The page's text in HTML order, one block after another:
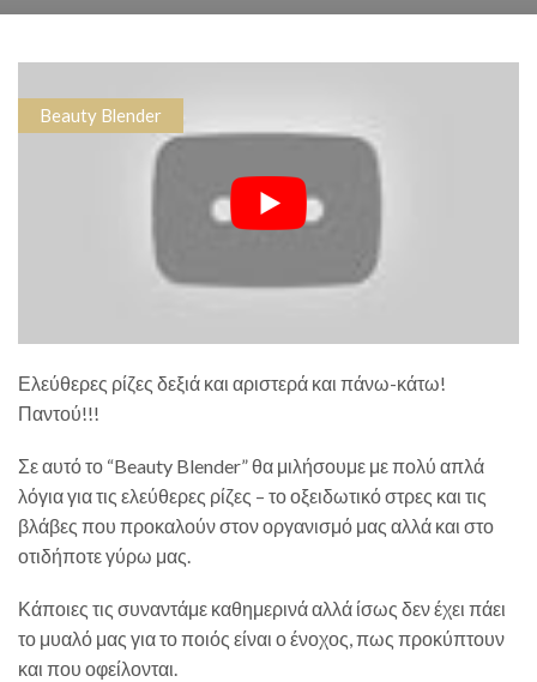
Beauty Blender
Ελεύθερες ρίζες δεξιά και αριστερά και πάνω-κάτω!
Παντού!!!
Σε αυτό το “Beauty Blender” θα μιλήσουμε με πολύ απλά
λόγια για τις ελεύθερες ρίζες – το οξειδωτικό στρες και τις
βλάβες που προκαλούν στον οργανισμό μας αλλά και στο
οτιδήποτε γύρω μας.
Κάποιες τις συναντάμε καθημερινά αλλά ίσως δεν έχει πάει
το μυαλό μας για το ποιός είναι ο ένοχος, πως προκύπτουν
και που οφείλονται.